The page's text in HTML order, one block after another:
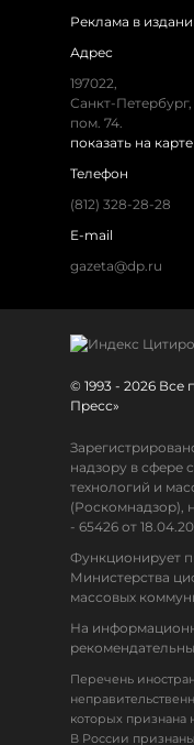
Реклама в
Адрес
197022,
Санкт-
пом. 74.
показать на карте
Телефон
(812) 328-28-28
E-mail
gazeta@dp.ru
© 1993 - 2026
Пресс»
надзору в сфере
технологий и
(Роскомнадзор),
- 65426 от
Функционирует
Министерства
массовых
На
Перечень
которых признана
В России